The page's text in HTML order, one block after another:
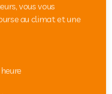
vous vous
au climat et une